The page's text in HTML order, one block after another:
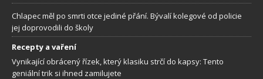
Chlapec měl po smrti otce jediné přání. Bývalí kolegové od policie
jej doprovodili do školy
Recepty a vaření
Vynikající obrácený řízek, který klasiku strčí do kapsy: Tento
geniální trik si ihned zamilujete